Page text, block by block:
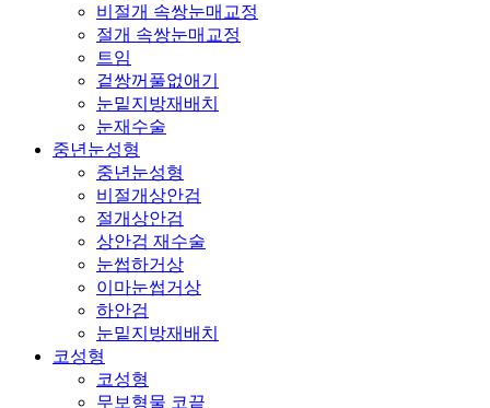
비절개 속쌍눈매교정
절개 속쌍눈매교정
트임
겉쌍꺼풀없애기
눈밑지방재배치
눈재수술
중년눈성형
중년눈성형
비절개상안검
절개상안검
상안검 재수술
눈썹하거상
이마눈썹거상
하안검
눈밑지방재배치
코성형
코성형
무보형물 코끝